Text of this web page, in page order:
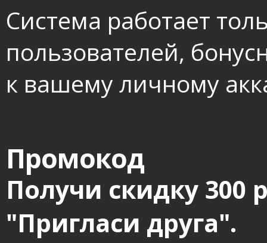
Система работает
пользователей,
к вашему личному
Промокод
Получи скидку 300
"Пригласи друга".